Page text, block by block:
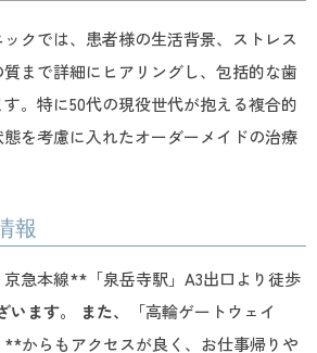
クでは、患者様の生活背景、ストレス
まで詳細にヒアリングし、包括的な歯
。特に50代の現役世代が抱える複合的
を考慮に入れたオーダーメイドの治療
報
急本線**「泉岳寺駅」A3出口より徒歩
ます。 また、
「高輪ゲートウェイ
**からもアクセスが良く、お仕事帰りや